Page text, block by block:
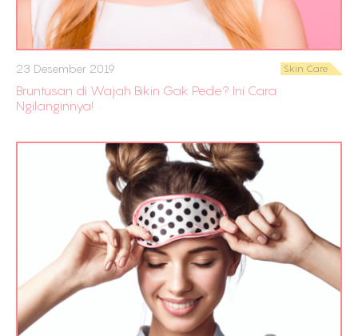
23 Desember 2019 Skin Care
Bruntusan di Wajah Bikin Gak Pede? Ini Cara
Ngilanginnya!